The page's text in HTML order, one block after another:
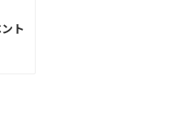
ト